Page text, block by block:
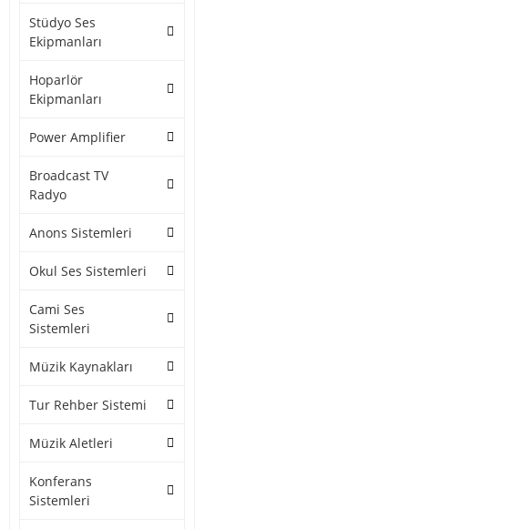
Stüdyo Ses
Ekipmanları
Hoparlör
Ekipmanları
Power Amplifier
Broadcast TV
Radyo
Anons Sistemleri
Okul Ses Sistemleri
Cami Ses
Sistemleri
Müzik Kaynakları
Tur Rehber Sistemi
Müzik Aletleri
Konferans
Sistemleri